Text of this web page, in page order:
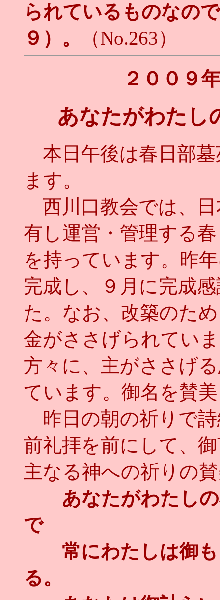
られているものなの
９）。
（No.263）
２００
あなたがわたし
本日午後は春日部墓
ます。
西川口教会では、日
有し運営・管理する
を持っています。昨
完成し、９月に完成
た。なお、改築のた
金がささげられてい
方々に、主がささげ
ています。御名を賛
昨日の朝の祈りで
前礼拝を前にして、
主なる神への祈りの
あなたがわたし
で
常にわたしは御も
る。